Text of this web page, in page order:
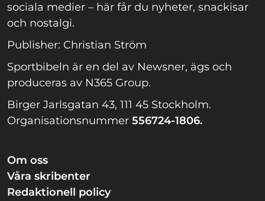
sociala medier – här får du nyheter, snackisar
och nostalgi.
Publisher: Christian Ström
Sportbibeln är en del av Newsner, ägs och
produceras av N365 Group.
Birger Jarlsgatan 43, 111 45 Stockholm.
Organisationsnummer 556724-1806.
Om oss
Våra skribenter
Redaktionell policy